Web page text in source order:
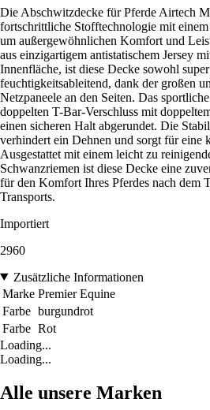
Die Abschwitzdecke für Pferde Airtech
fortschrittliche Stofftechnologie mit
um außergewöhnlichen Komfort und
aus einzigartigem antistatischem Jersey
Innenfläche, ist diese Decke sowohl
feuchtigkeitsableitend, dank der großen
Netzpaneele an den Seiten. Das
doppelten T-Bar-Verschluss mit
einen sicheren Halt abgerundet. Die
verhindert ein Dehnen und sorgt für eine
Ausgestattet mit einem leicht zu
Schwanzriemen ist diese Decke eine
für den Komfort Ihres Pferdes nach dem
Transports.
Importiert
2960
Zusätzliche Informationen
Marke Premier Equine
Farbe burgundrot
Farbe Rot
Loading...
Loading...
Alle unsere Marken